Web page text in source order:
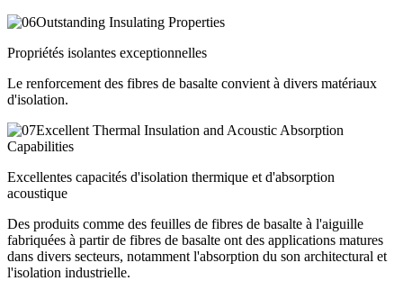
Propriétés isolantes exceptionnelles
Le renforcement des fibres de basalte convient à divers matériaux
d'isolation.
Excellentes capacités d'isolation thermique et d'absorption
acoustique
Des produits comme des feuilles de fibres de basalte à l'aiguille
fabriquées à partir de fibres de basalte ont des applications matures
dans divers secteurs, notamment l'absorption du son architectural et
l'isolation industrielle.